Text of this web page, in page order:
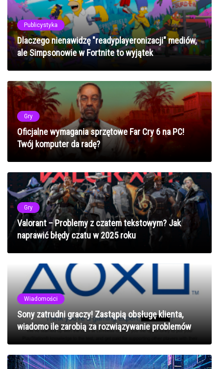
Publicystyka
Dlaczego nienawidzę "readyplayeronizacji" mediów,
ale Simpsonowie w Fortnite to wyjątek
Gry
Oficjalne wymagania sprzętowe Far Cry 6 na PC!
Twój komputer da radę?
Gry
Valorant – Problemy z czatem tekstowym? Jak
naprawić błędy czatu w 2025 roku
Wiadomości
Sony zatrudni graczy! Zastąpią obsługę klienta,
wiadomo ile zarobią za rozwiązywanie problemów